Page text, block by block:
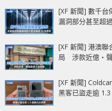
[XF 新聞] 數千
漏洞部分甚至超
[XF 新聞] 港澳聯
局 涉款近億‧聲
[XF 新聞]
黑客已盜走逾